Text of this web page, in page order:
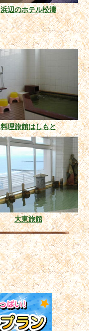
浜辺のホテル松濤
料理旅館はしもと
大東旅館